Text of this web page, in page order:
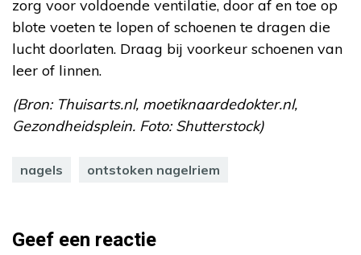
zorg voor voldoende ventilatie, door af en toe op
blote voeten te lopen of schoenen te dragen die
lucht doorlaten. Draag bij voorkeur schoenen van
leer of linnen.
(Bron: Thuisarts.nl, moetiknaardedokter.nl,
Gezondheidsplein. Foto: Shutterstock)
nagels ontstoken nagelriem
Geef een reactie